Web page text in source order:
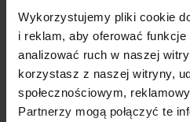
Wykorzystujemy pliki cookie
i reklam, aby oferować funkcje
analizować ruch w naszej
korzystasz z naszej witryny,
społecznościowym,
Partnerzy mogą połączyć te
Marcin
5
Polecam szybko sprawnie
Zostałem świetnie
wczoraj